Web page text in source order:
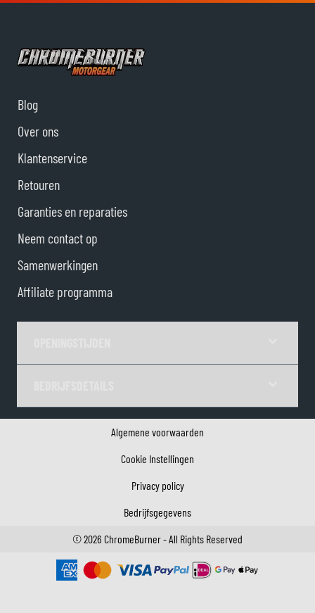
Blog
Over ons
Klantenservice
Retouren
Garanties en reparaties
Neem contact op
Samenwerkingen
Affiliate programma
Algemene voorwaarden
Cookie Instellingen
Privacy policy
Bedrijfsgegevens
©2026 ChromeBurner - All Rights Reserved